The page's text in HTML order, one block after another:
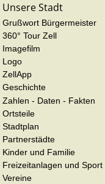
Unsere Stadt
Grußwort Bürgermeister
360° Tour Zell
Imagefilm
Logo
ZellApp
Geschichte
Zahlen - Daten - Fakten
Ortsteile
Stadtplan
Partnerstädte
Kinder und Familie
Freizeitanlagen und Sport
Vereine